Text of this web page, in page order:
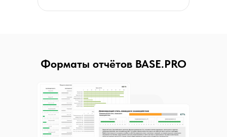
Форматы отчётов BASE.PRO